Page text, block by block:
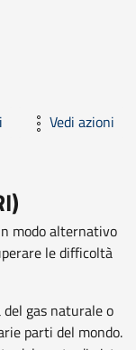
Vedi azioni
modo alternativo
le difficoltà
del gas naturale o
parti del mondo.